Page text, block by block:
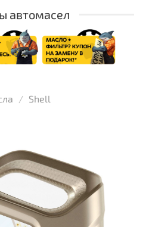
автомасел
Shell